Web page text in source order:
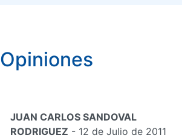
Opiniones
JUAN CARLOS SANDOVAL
RODRIGUEZ - 12 de Julio de 2011